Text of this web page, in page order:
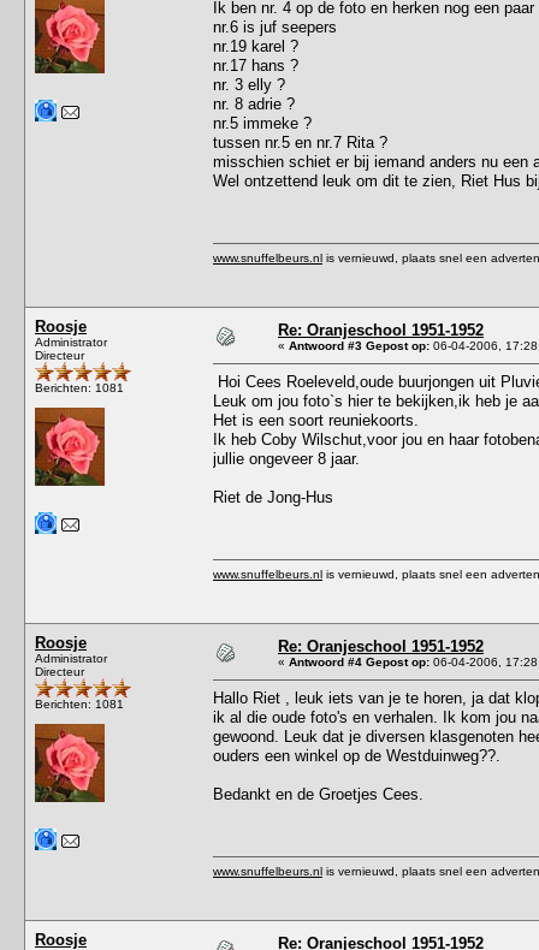
Ik ben nr. 4 op de foto en herken nog een
nr.6 is juf seepers
nr.19 karel ?
nr.17 hans ?
nr. 3 elly ?
nr. 8 adrie ?
nr.5 immeke ?
tussen nr.5 en nr.7 Rita ?
misschien schiet er bij iemand anders nu een
Wel ontzettend leuk om dit te zien, Riet Hus
www.snuffelbeurs.nl is vernieuwd, plaats snel een
Roosje
Administrator
Directeur
Berichten: 1081
Re: Oranjeschool 1951-1952
« Antwoord #3 Gepost op: 06-04-2006,
Hoi Cees Roeleveld,oude buurjongen uit
Leuk om jou foto`s hier te bekijken,ik heb je
Het is een soort reuniekoorts.
Ik heb Coby Wilschut,voor jou en haar
jullie ongeveer 8 jaar.
Riet de Jong-Hus
www.snuffelbeurs.nl is vernieuwd, plaats snel een
Roosje
Administrator
Directeur
Berichten: 1081
Re: Oranjeschool 1951-1952
« Antwoord #4 Gepost op: 06-04-2006,
Hallo Riet , leuk iets van je te horen, ja dat
ik al die oude foto's en verhalen. Ik kom jou
gewoond. Leuk dat je diversen klasgenoten
ouders een winkel op de Westduinweg??.
Bedankt en de Groetjes Cees.
www.snuffelbeurs.nl is vernieuwd, plaats snel een
Roosje Re: Oranjeschool 1951-1952